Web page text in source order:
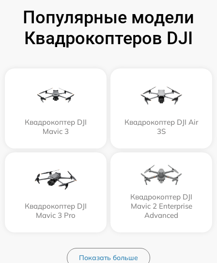
Популярные модели
Квадрокоптеров DJI
Квадрокоптер DJI
Mavic 3
Квадрокоптер DJI Air
3S
Квадрокоптер DJI
Mavic 3 Pro
Квадрокоптер DJI
Mavic 2 Enterprise
Advanced
Показать больше